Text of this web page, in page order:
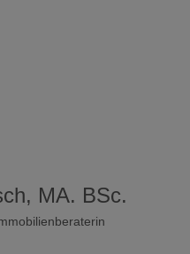
MA. BSc.